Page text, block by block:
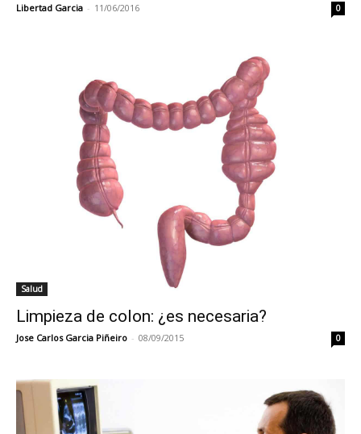
Libertad Garcia - 11/06/2016 0
Salud
Limpieza de colon: ¿es necesaria?
Jose Carlos Garcia Piñeiro - 08/09/2015 0